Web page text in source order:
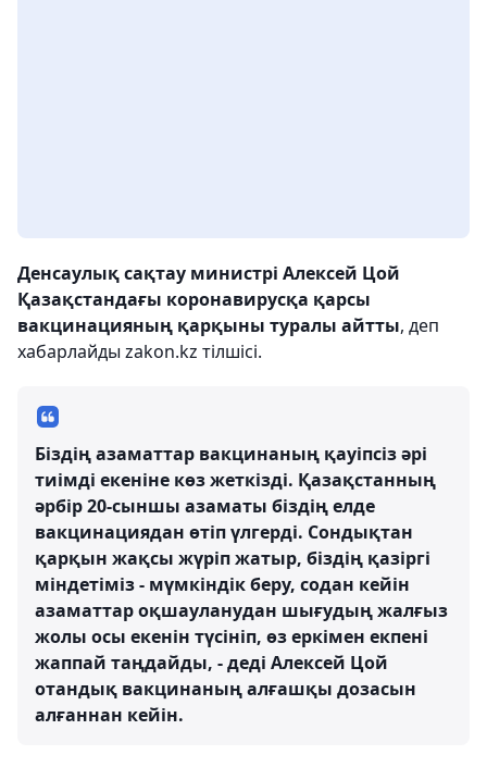
Денсаулық сақтау министрі Алексей Цой
Қазақстандағы коронавирусқа қарсы
вакцинацияның қарқыны туралы айтты, деп
хабарлайды zakon.kz тілшісі.
Біздің азаматтар вакцинаның қауіпсіз әрі
тиімді екеніне көз жеткізді. Қазақстанның
әрбір 20-сыншы азаматы біздің елде
вакцинациядан өтіп үлгерді. Сондықтан
қарқын жақсы жүріп жатыр, біздің қазіргі
міндетіміз - мүмкіндік беру, содан кейін
азаматтар оқшауланудан шығудың жалғыз
жолы осы екенін түсініп, өз еркімен екпені
жаппай таңдайды, - деді Алексей Цой
отандық вакцинаның алғашқы дозасын
алғаннан кейін.